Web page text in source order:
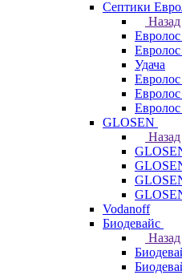
Септики
Назад
Удача
GLOSEN
Назад
Vodanoff
Биодевайс
Назад